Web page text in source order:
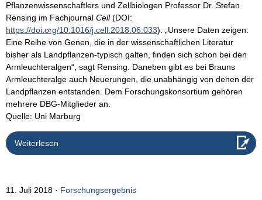
Pflanzenwissenschaftlers und Zellbiologen Professor Dr. Stefan
Rensing im Fachjournal Cell(DOI:
https://doi.org/10.1016/j.cell.2018.06.033). „Unsere Daten zeigen:
Eine Reihe von Genen, die in der wissenschaftlichen Literatur
bisher als Landpflanzen-typisch galten, finden sich schon bei den
Armleuchteralgen“, sagt Rensing. Daneben gibt es bei Brauns
Armleuchteralge auch Neuerungen, die unabhängig von denen der
Landpflanzen entstanden. Dem Forschungskonsortium gehören
mehrere DBG-Mitglieder an.
Quelle: Uni Marburg
Weiterlesen
11. Juli 2018 Forschungsergebnis